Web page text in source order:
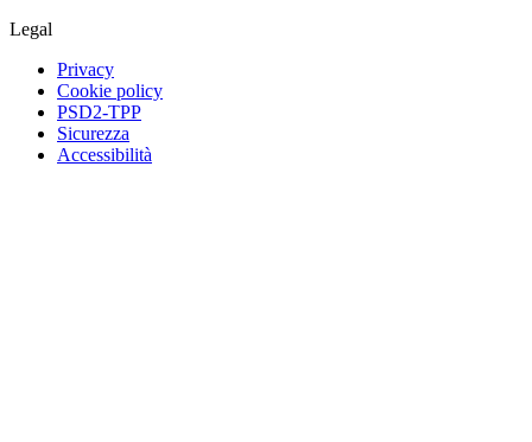
Legal
Privacy
Cookie policy
PSD2-TPP
Sicurezza
Accessibilità